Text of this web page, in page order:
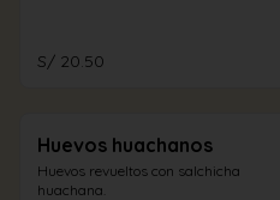
S/ 20.50
Huevos huachanos
Huevos revueltos con salchicha
huachana.